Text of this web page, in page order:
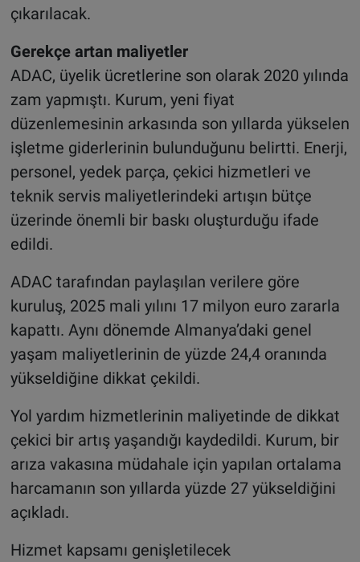
çıkarılacak.
Gerekçe artan maliyetler
ADAC, üyelik ücretlerine son olarak 2020 yılında
zam yapmıştı. Kurum, yeni fiyat
düzenlemesinin arkasında son yıllarda yükselen
işletme giderlerinin bulunduğunu belirtti. Enerji,
personel, yedek parça, çekici hizmetleri ve
teknik servis maliyetlerindeki artışın bütçe
üzerinde önemli bir baskı oluşturduğu ifade
edildi.
ADAC tarafından paylaşılan verilere göre
kuruluş, 2025 mali yılını 17 milyon euro zararla
kapattı. Aynı dönemde Almanya’daki genel
yaşam maliyetlerinin de yüzde 24,4 oranında
yükseldiğine dikkat çekildi.
Yol yardım hizmetlerinin maliyetinde de dikkat
çekici bir artış yaşandığı kaydedildi. Kurum, bir
arıza vakasına müdahale için yapılan ortalama
harcamanın son yıllarda yüzde 27 yükseldiğini
açıkladı.
Hizmet kapsamı genişletilecek